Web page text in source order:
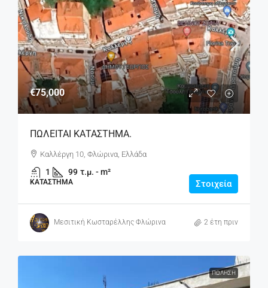
€75,000
ΠΩΛΕΙΤΑΙ ΚΑΤΑΣΤΗΜΑ.
Καλλέργη 10, Φλώρινα, Ελλάδα
1 99 τ.μ. - m²
ΚΑΤΆΣΤΗΜΑ Στοιχεία
Μεσιτική Κωσταρέλλης Φλώρινα 2 έτη πριν
ΠΏΛΗΣΗ